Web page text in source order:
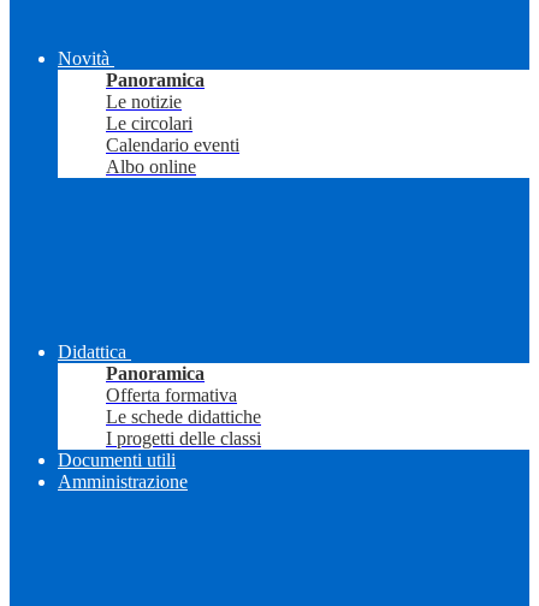
Novità
Panoramica
Le notizie
Le circolari
Calendario eventi
Albo online
Didattica
Panoramica
Offerta formativa
Le schede didattiche
I progetti delle classi
Documenti utili
Amministrazione